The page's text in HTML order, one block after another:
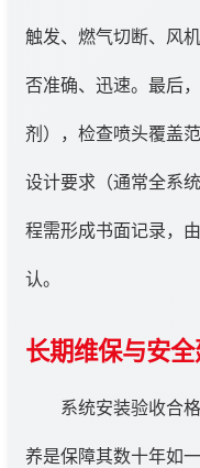
触发、燃气切断、风
否准确、迅速。最后
剂），检查喷头覆盖
设计要求（通常全系
程需形成书面记录，
认。
长期维保与安
系统安装验收合
养是保障其数十年如